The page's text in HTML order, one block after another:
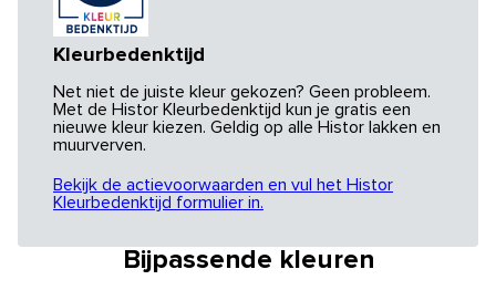
Kleurbedenktijd
Net niet de juiste kleur gekozen? Geen probleem.
Met de Histor Kleurbedenktijd kun je gratis een
nieuwe kleur kiezen. Geldig op alle Histor lakken en
muurverven.
Bekijk de actievoorwaarden en vul het Histor
Kleurbedenktijd formulier in.
Bijpassende kleuren